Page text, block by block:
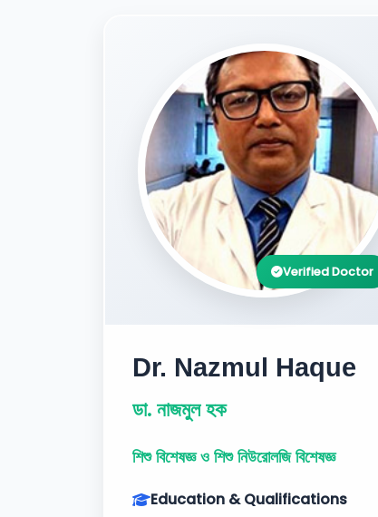
Verified Doctor
Dr. Nazmul Haque
ডা. নাজমুল হক
শিশু বিশেষজ্ঞ ও শিশু নিউরোলজি বিশেষজ্ঞ
Education & Qualifications